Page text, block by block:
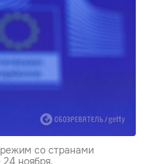
со странами
ноября.